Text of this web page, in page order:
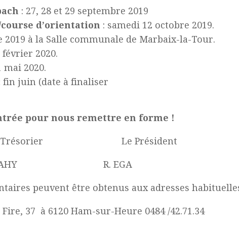
: 27, 28 et 29 septembre 2019
d’orientation : samedi 12 octobre 2019.
2019 à la Salle communale de Marbaix-la-Tour.
2020.
mai 2020.
fin juin (date à finaliser
pour nous remettre en forme !
Trésorier Le
MAHY R. EGA
peuvent être obtenus aux adresses
37 à 6120 Ham-sur-Heure 0484 /42.71.34